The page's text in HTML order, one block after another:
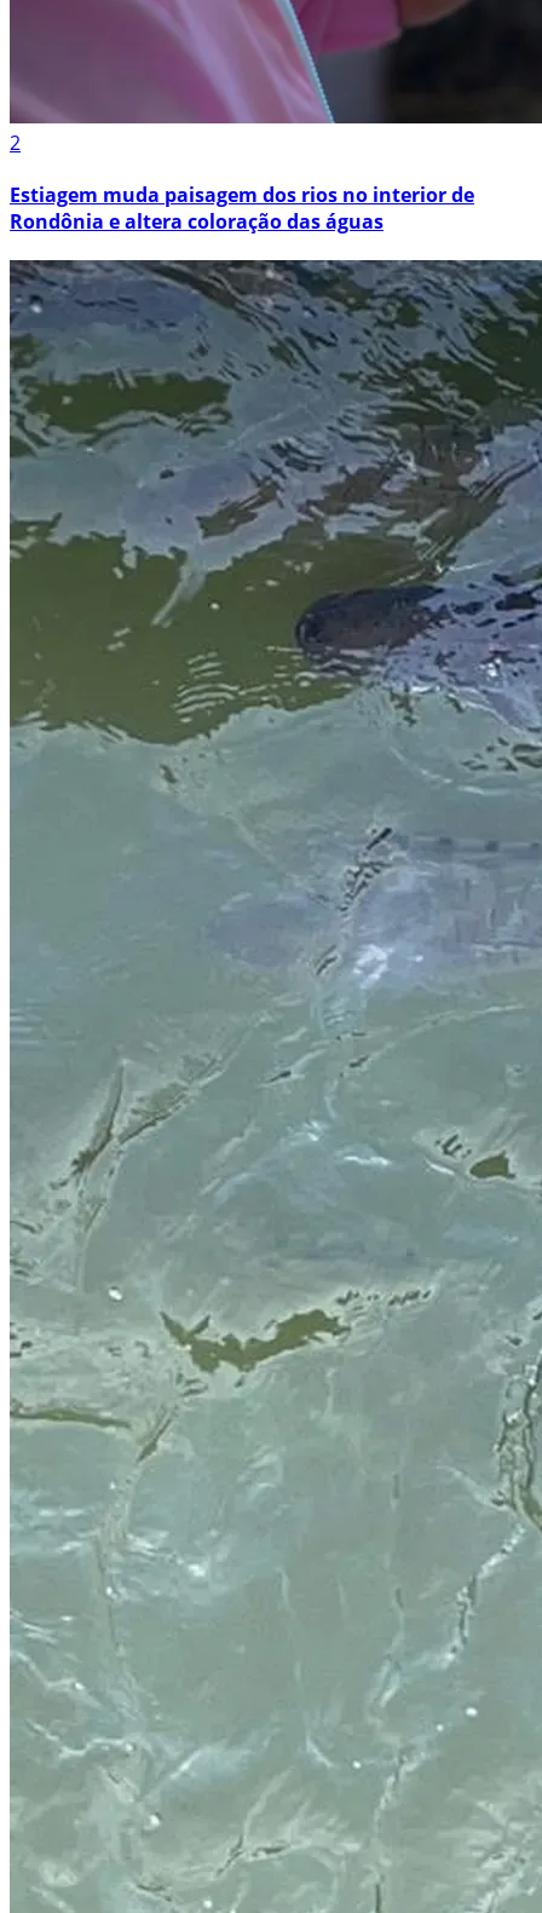
2
Estiagem muda paisagem dos rios no interior de
Rondônia e altera coloração das águas